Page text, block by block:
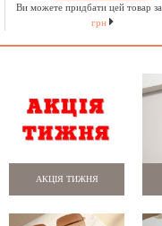
Ви можете придбати цей товар за
грн
АКЦІЯ ТИЖНЯ